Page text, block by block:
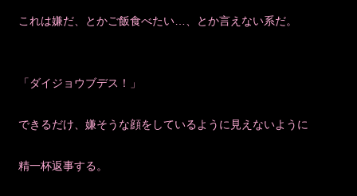
これは嫌だ、とかご飯食べたい…、とか言えない系だ。
「ダイジョウブデス！」
できるだけ、嫌そうな顔をしているように見えないように
精一杯返事する。